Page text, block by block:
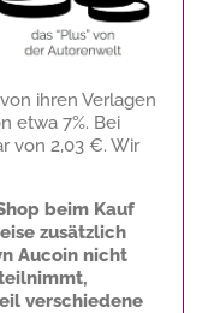
ihren Verlagen
etwa 7%. Bei
von 2,03 €. Wir
beim Kauf
zusätzlich
Aucoin nicht
verschiedene